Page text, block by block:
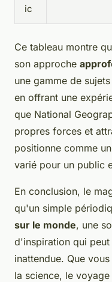
ic
Ce tableau montre
son approche
une gamme de
en offrant une
que National
propres forces et
positionne comme
varié pour un public
En conclusion, le
qu'un simple
sur le monde, une
d'inspiration qui
inattendue. Que
la science, le